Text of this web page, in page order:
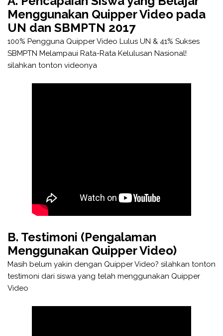
Menggunakan Quipper Video pada
UN dan SBMPTN 2017
100% Pengguna Quipper Video Lulus UN & 41% Sukses
SBMPTN Melampaui Rata-Rata Kelulusan Nasional!
silahkan tonton videonya
B. Testimoni (Pengalaman
Menggunakan Quipper Video)
Masih belum yakin dengan Quipper Video? silahkan tonton
testimoni dari siswa yang telah menggunakan Quipper
Video